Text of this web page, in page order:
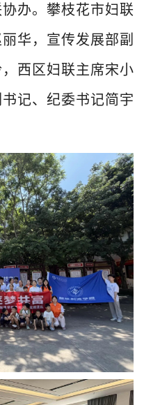
办。 攀枝花市妇联
华，宣传发展部副
西区妇联主席宋小
记、纪委书记简宇